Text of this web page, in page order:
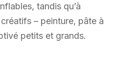
tandis qu’à
– peinture, pâte à
petits et grands.